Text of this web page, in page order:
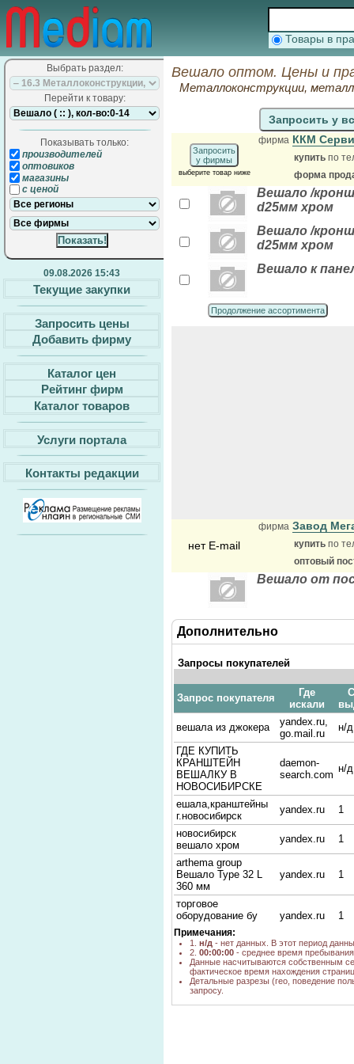
Товары в
Выбрать раздел:
Перейти к товару:
Показывать только:
производителей
оптовиков
магазины
с ценой
09.08.2026 15:43
Текущие закупки
Запросить цены
Добавить фирму
Каталог цен
Рейтинг фирм
Каталог товаров
Услуги портала
Контакты редакции
Вешало оптом. Цены и
Металлоконструкции,
Запросить у
Запросить
у фирмы
выберите товар ниже
фирма ККМ
купить по
форма
Вешало /
d25мм хром
Вешало /
d25мм хром
Вешало к
Продолжение ассортимента
нет E-mail
фирма Завод
купить по
оптовый
Вешало от
Дополнительно
Запросы покупателей
Запрос покупателя
Где
искали
вешала из джокера
yandex.ru,
go.mail.ru
н/д
ГДЕ КУПИТЬ
КРАНШТЕЙН
ВЕШАЛКУ В
НОВОСИБИРСКЕ
daemon-
search.com
н/д
ешала,кранштейны
г.новосибирск
yandex.ru
1
новосибирск
вешало хром
yandex.ru
1
arthema group
Вешало Type 32 L
360 мм
yandex.ru 1
торговое
оборудование бу
для одежды
yandex.ru 1
торговое
оборудование для
одежды
новосибирск
yandex.ru 5
Type 47 Вешало
yandex.ru
1
Примечания:
1. н/д - нет данных. В этот период
2. 00:00:00 - среднее время
Данные насчитываются собственным
фактическое время нахождения
Детальные разрезы (гео, поведение
запросу.